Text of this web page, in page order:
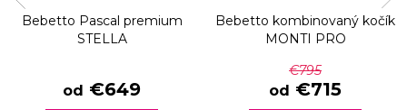
Bebetto Pascal premium
STELLA
od €649
Bebetto kombinovaný kočík
MONTI PRO
€795
od €715